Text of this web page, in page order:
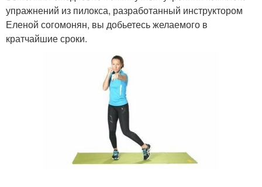
упражнений из пилокса, разработанный инструктором
Еленой согомонян, вы добьетесь желаемого в
кратчайшие сроки.